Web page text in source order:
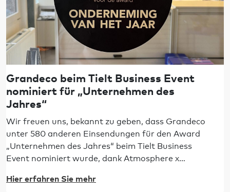
Grandeco beim Tielt Business Event
nominiert für „Unternehmen des
Jahres“
Wir freuen uns, bekannt zu geben, dass Grandeco
unter 580 anderen Einsendungen für den Award
„Unternehmen des Jahres“ beim Tielt Business
Event nominiert wurde, dank Atmosphere x
Hier erfahren Sie mehr